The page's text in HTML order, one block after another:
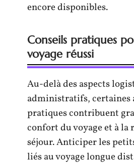
encore disponibles.
Conseils pratiques
voyage réussi
Au-delà des aspects
administratifs, certaines
pratiques contribuent
confort du voyage et à la
séjour. Anticiper les
liés au voyage longue